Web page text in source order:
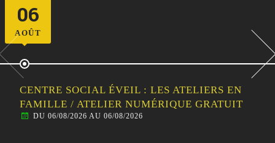
07
AOÛT
CENTRE SOCIAL ÉVEIL : SORTIE
FAMILLE/HABITANTS – PARC DE LOISIRS LE
P’TIT DÉLIRE (TOUS ÂGES DÈS 1 AN)